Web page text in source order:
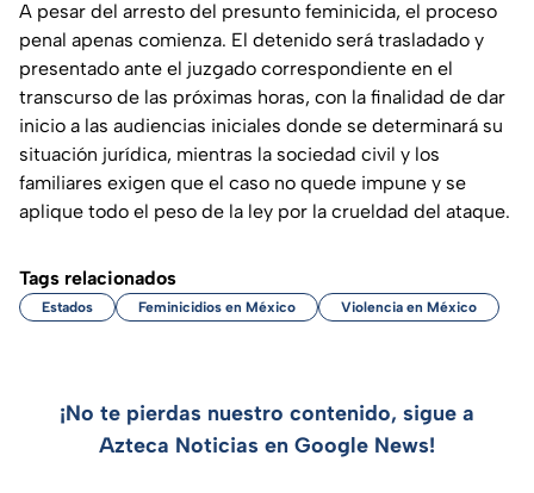
A pesar del arresto del presunto feminicida, el proceso
penal apenas comienza. El detenido será trasladado y
presentado ante el juzgado correspondiente en el
transcurso de las próximas horas, con la finalidad de dar
inicio a las audiencias iniciales donde se determinará su
situación jurídica, mientras la sociedad civil y los
familiares exigen que el caso no quede impune y se
aplique todo el peso de la ley por la crueldad del ataque.
Tags relacionados
Estados Feminicidios en México Violencia en México
¡No te pierdas nuestro contenido, sigue a
Azteca Noticias en Google News!